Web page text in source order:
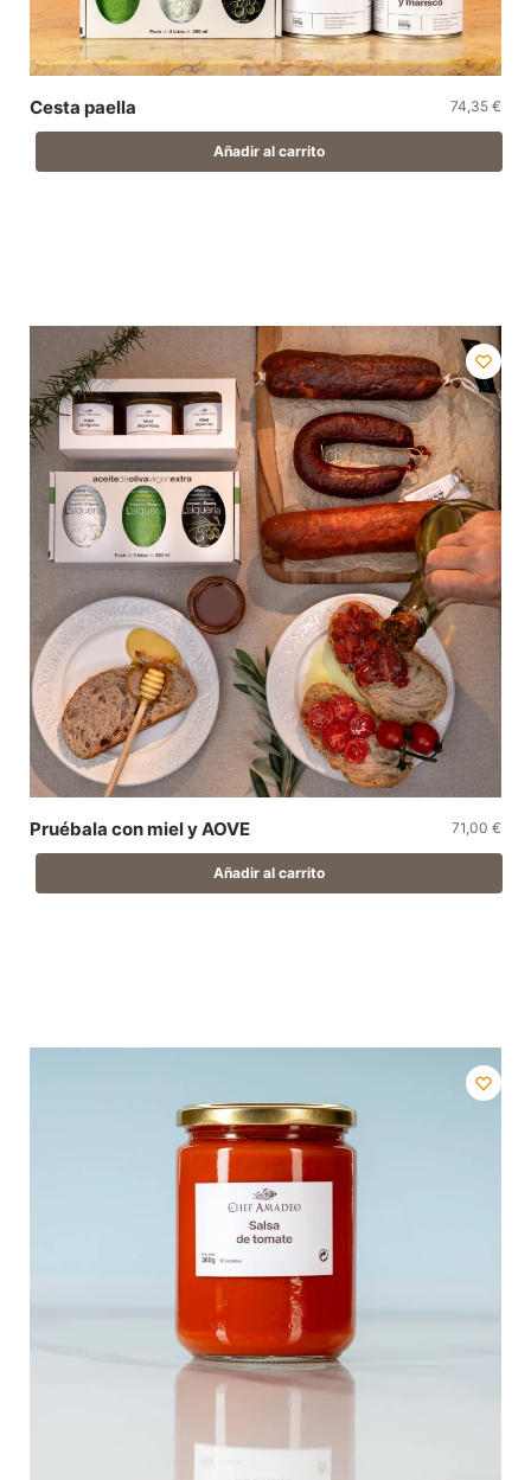
Cesta paella 74,35 €
Añadir al carrito
Pruébala con miel y AOVE 71,00 €
Añadir al carrito